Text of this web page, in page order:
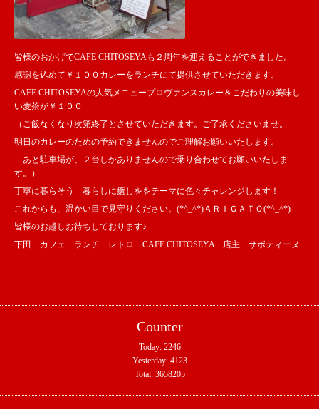
皆様のおかげでCAFE CHITOSEYAも２周年を迎えることができました。
感謝を込めて￥１００カレーをランチにて提供させていただきます。
CAFE CHITOSEYAの人気メニュープロヴァンスカレー＆こだわりの美味し
い麦茶が￥１００
（ご飯なくなり次第終了とさせていただきます。ご了承くださいませ。
明日のカレーのための予約できませんのでご理解お願いいたします。
あと駐車場が、２台しかありませんので乗り合わせてお願いいたしま
す。）
丁寧に暮らそう 暮らしに癒しををテーマに色々チャレンジします！
これからも、温かい目で見守りください。(*^_^*)ＡＲＩＧＡＴＯ(*^_^*)
皆様のお越しお待ちしております♪
下田 カフェ ランチ レトロ CAFE CHITOSEYA 店主 サボティーヌ
Counter
Today: 2246
Yesterday: 4123
Total: 3658205